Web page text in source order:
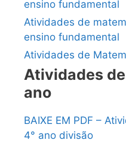
ensino fundamental
Atividades de
ensino fundamental
Atividades de
Atividades
ano
BAIXE EM PDF –
4° ano divisão